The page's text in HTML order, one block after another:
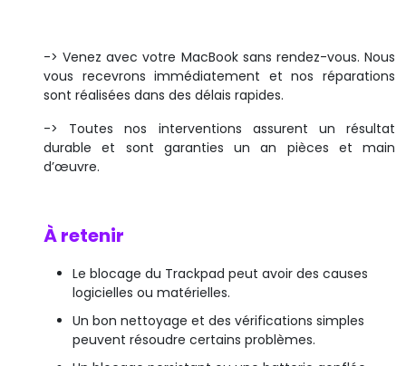
-> Venez avec votre MacBook sans rendez-vous. Nous
vous recevrons immédiatement et nos réparations
sont réalisées dans des délais rapides.
-> Toutes nos interventions assurent un résultat
durable et sont garanties un an pièces et main
d’œuvre.
À retenir
Le blocage du Trackpad peut avoir des causes
logicielles ou matérielles.
Un bon nettoyage et des vérifications simples
peuvent résoudre certains problèmes.